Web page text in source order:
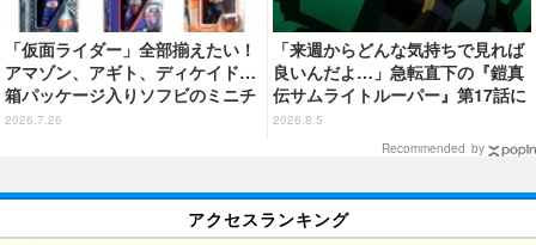
「仮面ライダー」全部揃えたい！
アマゾン、アギト、ディケイド…
箱パッケージ入りソフビのミニチ
ュアが登場
2026.7.26
「来週からどんな気持ちで見れば
良いんだよ…」急転直下の『鎧真
伝サムライトルーパー』第17話に
感情の追いつかない視聴者が続
出…【ネタバレあり反応まとめ】
2026.8.5
Recommended by
アクセスランキング